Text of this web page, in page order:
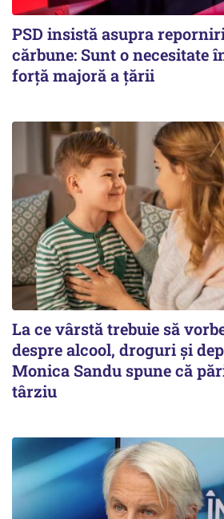
PSD insistă asupra
cărbune: Sunt o necesitate
forță majoră a țării
La ce vârstă trebuie să
despre alcool, droguri și
Monica Sandu spune că
târziu